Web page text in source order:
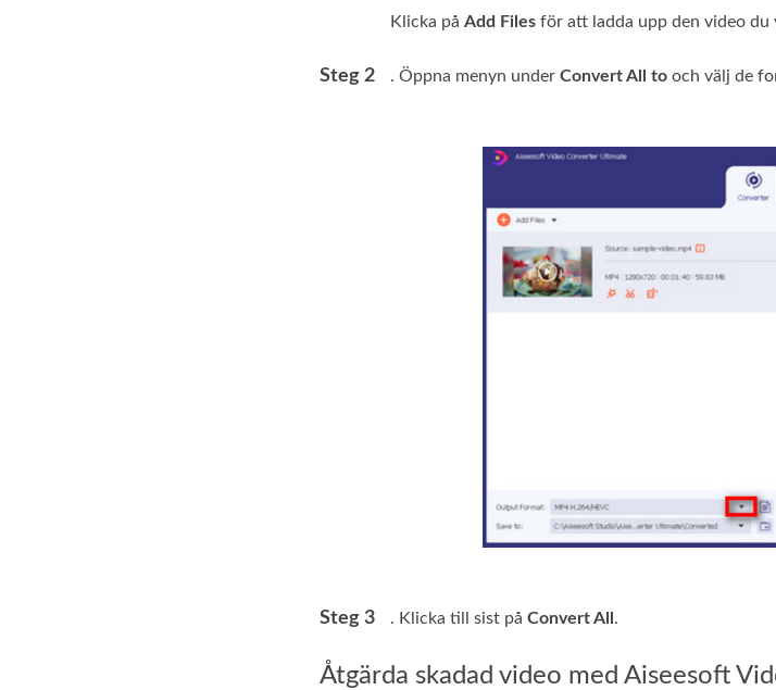
Klicka på Add Files för att ladda upp den video du
Steg 2 . Öppna menyn under Convert All to och välj de
Steg 3 . Klicka till sist på Convert All .
Åtgärda skadad video med Aiseesoft